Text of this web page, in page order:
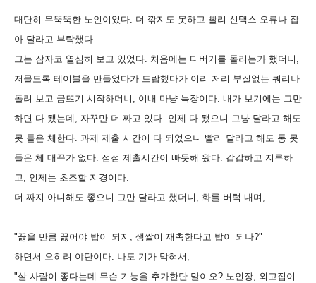
대단히 무뚝뚝한 노인이었다. 더 깎지도 못하고 빨리 신택스 오류나 잡
아 달라고 부탁했다.
그는 잠자코 열심히 보고 있었다. 처음에는 디버거를 돌리는가 했더니,
저물도록 테이블을 만들었다가 드랍했다가 이리 저리 부질없는 쿼리나
돌려 보고 굼뜨기 시작하더니, 이내 마냥 늑장이다. 내가 보기에는 그만
하면 다 됐는데, 자꾸만 더 짜고 있다. 인제 다 됐으니 그냥 달라고 해도
못 들은 체한다. 과제 제출 시간이 다 되었으니 빨리 달라고 해도 통 못
들은 체 대꾸가 없다. 점점 제출시간이 빠듯해 왔다. 갑갑하고 지루하
고, 인제는 초조할 지경이다.
더 짜지 아니해도 좋으니 그만 달라고 했더니, 화를 버럭 내며,
"끓을 만큼 끓어야 밥이 되지, 생쌀이 재촉한다고 밥이 되나?"
하면서 오히려 야단이다. 나도 기가 막혀서,
"살 사람이 좋다는데 무슨 기능을 추가한단 말이오? 노인장, 외고집이